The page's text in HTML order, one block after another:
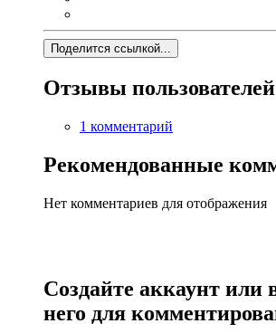
Поделится ссылкой...
Отзывы пользователей
1 комментарий
Рекомендованные
Нет комментариев для отображения
Создайте аккаунт или
него для